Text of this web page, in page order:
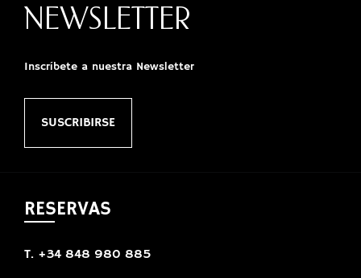
NEWSLETTER
Inscríbete a nuestra Newsletter
SUSCRIBIRSE
RESERVAS
T. +34 848 980 885